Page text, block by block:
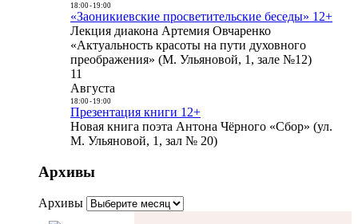
18:00- 19:00
«Заоникиевские просветительские беседы» 12+
Лекция диакона Артемия Овчаренко
«Актуальность красоты на пути духовного
преображения» (М. Ульяновой, 1, зале №12)
11
Августа
18:00- 19:00
Презентация книги 12+
Новая книга поэта Антона Чёрного «Сбор» (ул.
М. Ульяновой, 1, зал № 20)
Архивы
Архивы